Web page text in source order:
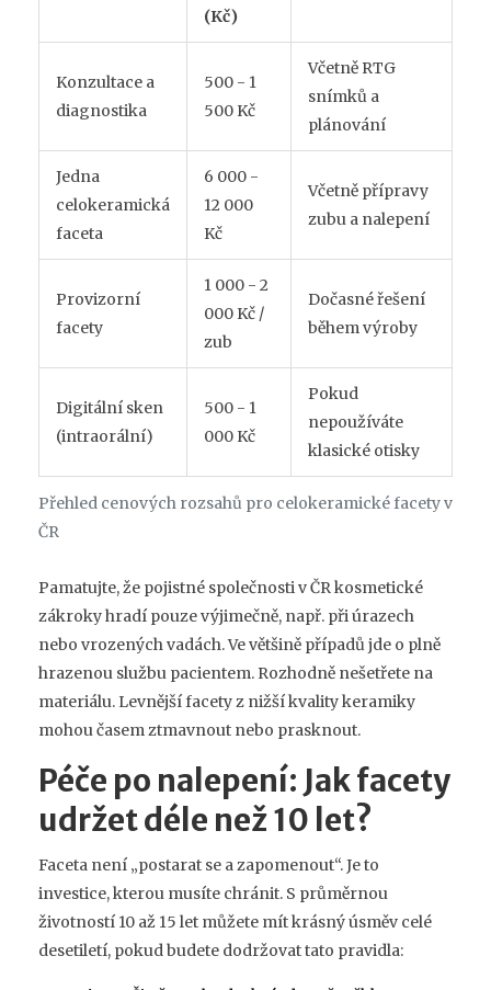
Přehled cenových rozsahů pro celokeramické facety v
ČR
(Kč)
Konzultace a
diagnostika
500 - 1
500 Kč
Včetně RTG
snímků a
plánování
Jedna
celokeramická
faceta
6 000 -
12 000
Kč
Včetně přípravy
zubu a nalepení
Provizorní
facety
1 000 - 2
000 Kč /
zub
Dočasné řešení
během výroby
Digitální sken
(intraorální)
500 - 1
000 Kč
Pokud
nepoužíváte
klasické otisky
Pamatujte, že pojistné společnosti v ČR kosmetické
zákroky hradí pouze výjimečně, např. při úrazech
nebo vrozených vadách. Ve většině případů jde o plně
hrazenou službu pacientem. Rozhodně nešetřete na
materiálu. Levnější facety z nižší kvality keramiky
mohou časem ztmavnout nebo prasknout.
Péče po nalepení: Jak facety
udržet déle než 10 let?
Faceta není „postarat se a zapomenout“. Je to
investice, kterou musíte chránit. S průměrnou
životností 10 až 15 let můžete mít krásný úsměv celé
desetiletí, pokud budete dodržovat tato pravidla: